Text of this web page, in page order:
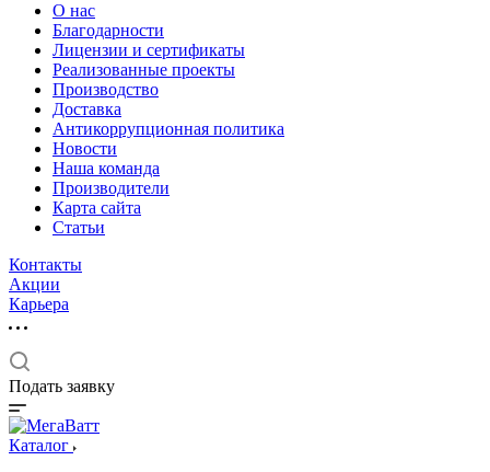
О нас
Благодарности
Лицензии и сертификаты
Реализованные проекты
Производство
Доставка
Антикоррупционная политика
Новости
Наша команда
Производители
Карта сайта
Статьи
Контакты
Акции
Карьера
Подать заявку
Каталог